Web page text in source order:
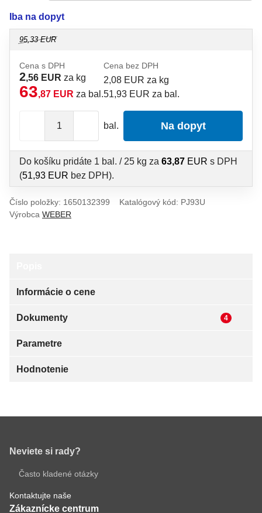
Iba na dopyt
95,33 EUR
Cena s DPH
2,56 EUR za kg
63,87 EUR za bal.
Cena bez DPH
2,08 EUR za kg
51,93 EUR za bal.
bal. Na dopyt
Do košíku pridáte 1 bal. / 25 kg za 63,87 EUR s DPH
(51,93 EUR bez DPH).
Číslo položky: 1650132399
Katalógový kód: PJ93U
Výrobca WEBER
Najdôležitejšie vlastnosti
silikátová omietka s fotokatalytickým efektom
samočistiaci efekt / dlhá životnosť
ľahká spracovateľnosť
omietka s fotokatalytickým efektom. Je
náter weber 700. Vďaka modifikovanému
silikátovému spojivu má omietka weberpas
clean Active vlastnosti blízke silikátovej omietke,